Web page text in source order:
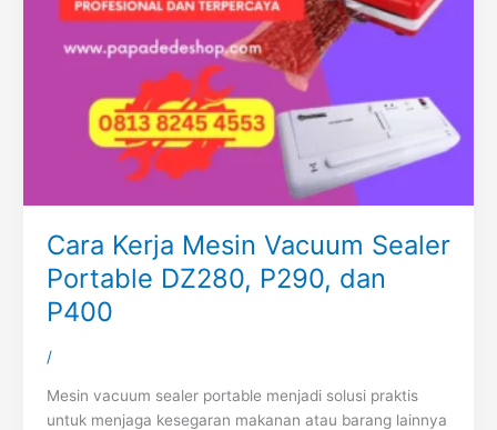
Cara Kerja Mesin Vacuum Sealer
Portable DZ280, P290, dan
P400
/
Mesin vacuum sealer portable menjadi solusi praktis
untuk menjaga kesegaran makanan atau barang lainnya